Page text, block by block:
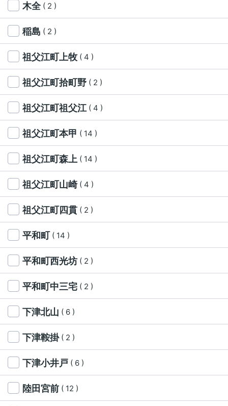
木全 ( 2 )
稲島 ( 2 )
祖父江町上牧 ( 4 )
祖父江町拾町野 ( 2 )
祖父江町祖父江 ( 4 )
祖父江町本甲 ( 14 )
祖父江町森上 ( 14 )
祖父江町山崎 ( 4 )
祖父江町四貫 ( 2 )
平和町 ( 14 )
平和町西光坊 ( 2 )
平和町中三宅 ( 2 )
下津北山 ( 6 )
下津鞍掛 ( 2 )
下津小井戸 ( 6 )
陸田宮前 ( 12 )